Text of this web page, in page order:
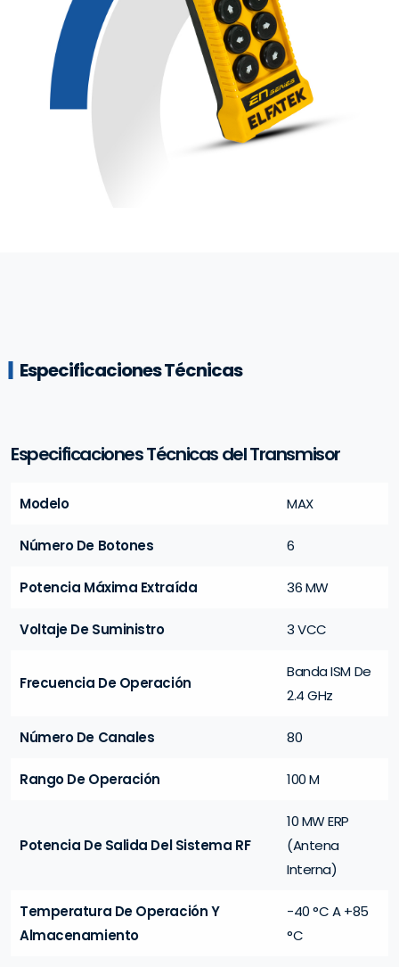
Especificaciones Técnicas
Especificaciones Técnicas del Transmisor
Modelo MAX
Número De Botones 6
Potencia Máxima Extraída 36 MW
Voltaje De Suministro 3 VCC
Frecuencia De Operación
Banda ISM De
2.4 GHz
Número De Canales 80
Rango De Operación 100 M
Potencia De Salida Del Sistema RF
10 MW ERP
(Antena
Interna)
Temperatura De Operación Y
Almacenamiento
-40 °C A +85
°C